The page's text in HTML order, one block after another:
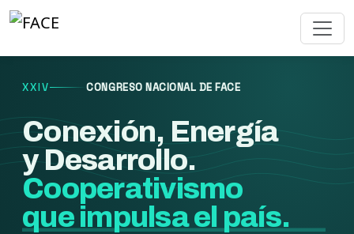
XXIV CONGRESO NACIONAL DE FACE
Conexión, Energía
y Desarrollo.
Cooperativismo
que impulsa el país.